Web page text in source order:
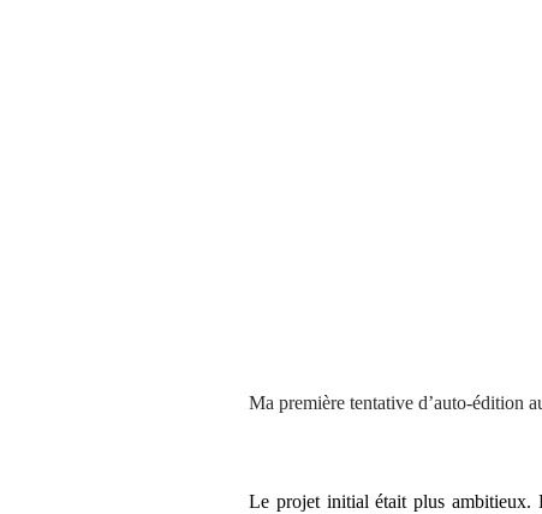
Ma première tentative d’auto-édition
Le projet initial était plus